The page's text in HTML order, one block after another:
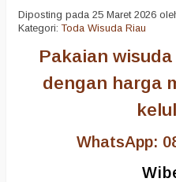
Diposting pada 25 Maret 2026
Kategori:Toda Wisuda Riau
Pakaian
dengan harga
WhatsApp: